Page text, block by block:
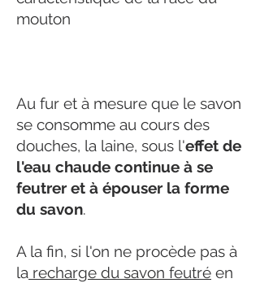
mouton
Au fur et à mesure que le savon
se consomme au cours des
douches, la laine, sous l'effet de
l'eau chaude continue à se
feutrer et à épouser la forme
du savon.
A la fin, si l'on ne procède pas à
la recharge du savon feutré en